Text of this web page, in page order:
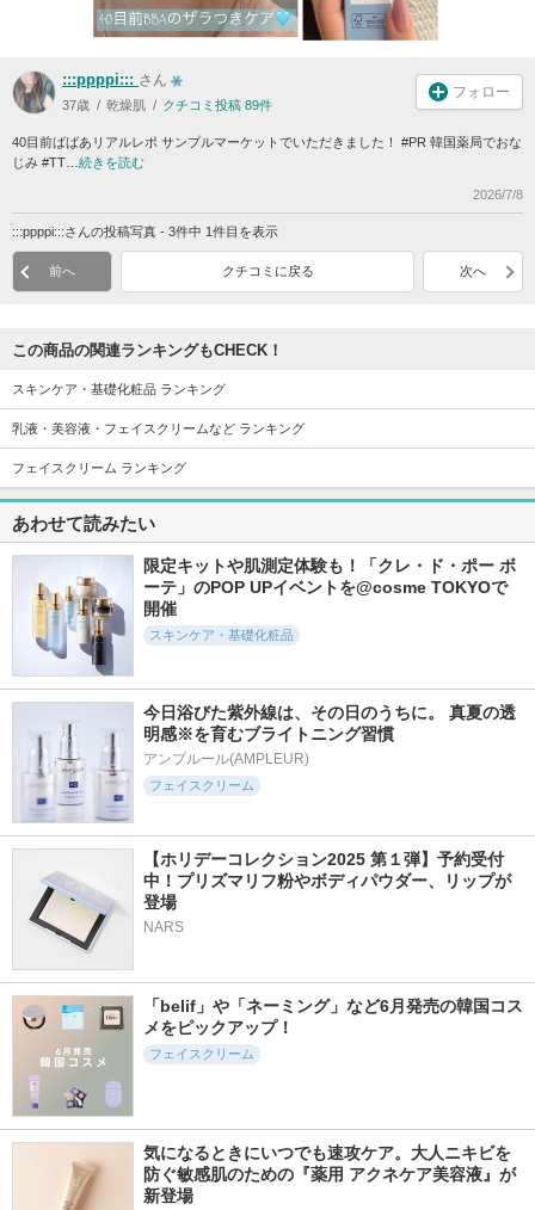
:::ppppi::: さん
37歳 乾燥肌 クチコミ投稿 89件
フォロー
40目前ばばあリアルレポ サンプルマーケットでいただきました！ #PR 韓国薬局でおな
じみ #TT… 続きを読む
2026/7/8
:::ppppi:::さんの投稿写真 - 3件中 1件目を表示
前へ クチコミに戻る 次へ
この商品の関連ランキングもCHECK！
スキンケア・基礎化粧品 ランキング
乳液・美容液・フェイスクリームなど ランキング
フェイスクリーム ランキング
あわせて読みたい
限定キットや肌測定体験も！「クレ・ド・ポー ボ
ーテ」のPOP UPイベントを@cosme TOKYOで
開催
スキンケア・基礎化粧品
今日浴びた紫外線は、その日のうちに。 真夏の透
明感※を育むブライトニング習慣
アンプルール(AMPLEUR)
フェイスクリーム
【ホリデーコレクション2025 第１弾】予約受付
中！プリズマリフ粉やボディパウダー、リップが
登場
NARS
「belif」や「ネーミング」など6月発売の韓国コス
メをピックアップ！
フェイスクリーム
気になるときにいつでも速攻ケア。大人ニキビを
防ぐ敏感肌のための『薬用 アクネケア美容液』が
新登場